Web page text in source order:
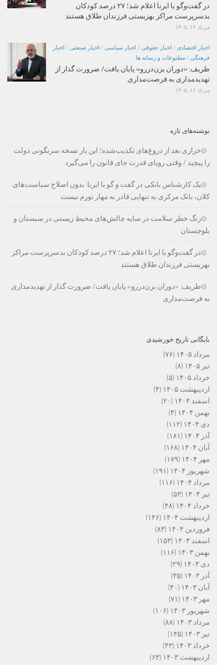
در گفت‌وگو با ایرنا اعلام شد؛ ۲۷ درصد کودکان
بدسرپرست مراکز بهزیستی فرزندان طلاق هستند
مرداد ۱۶, ۱۴۰۵
اخبار اقتصادی / اخبار حقوقی / اخبار سیاسی / اخبار صنعتی / اخبار
فرهنگی / مطبوعات و رسانه ها
ظریف: «دوران بزن‌دررو» پایان یافت/ ضرورت گذار از
تهدیدمداری به فرصت‌مداری
مرداد ۱۶, ۱۴۰۵
نوشته‌های تازه
خرازی بعد از دروغ‌های تکذیب‌شده؛ این بار نسخه سرنگونی دولت
را پیچید / وقتی رویای قدرت جای قانون را می‌گیرد
یک کارشناس بانکی در گفت و گو با ایرنا: بدون اصلاح سیاست‌های
کلان، بانک مرکزی به تنهایی قادر به مهار تورم نیست
زنگ خطر سلامت در سایه چالش‌های محیط زیستی در سیستان و
بلوچستان
در گفت‌وگو با ایرنا اعلام شد؛ ۲۷ درصد کودکان بدسرپرست مراکز
بهزیستی فرزندان طلاق هستند
ظریف: «دوران بزن‌دررو» پایان یافت/ ضرورت گذار از تهدیدمداری
به فرصت‌مداری
بایگانی تاریخ خورشیدی
مرداد ۱۴۰۵
(۷۶)
تیر ۱۴۰۵
(۸)
خرداد ۱۴۰۵
(۵)
اردیبهشت ۱۴۰۵
(۴)
اسفند ۱۴۰۴
(۲۰)
بهمن ۱۴۰۴
(۴)
دی ۱۴۰۴
(۱۱۲)
آذر ۱۴۰۴
(۱۸۱)
آبان ۱۴۰۴
(۱۶۸)
مهر ۱۴۰۴
(۱۷۹)
شهریور ۱۴۰۴
(۱۹۱)
مرداد ۱۴۰۴
(۱۱۶)
تیر ۱۴۰۴
(۵۳)
خرداد ۱۴۰۴
(۴۸)
اردیبهشت ۱۴۰۴
(۱۴۶)
فروردین ۱۴۰۴
(۸۳)
اسفند ۱۴۰۳
(۱۵۳)
بهمن ۱۴۰۳
(۱۱۶)
دی ۱۴۰۳
(۲۹)
آذر ۱۴۰۳
(۳۵)
آبان ۱۴۰۳
(۴۰)
مهر ۱۴۰۳
(۷۱)
شهریور ۱۴۰۳
(۱۰۶)
مرداد ۱۴۰۳
(۸۸)
تیر ۱۴۰۳
(۱۴۵)
خرداد ۱۴۰۳
(۴۳)
اردیبهشت ۱۴۰۳
(۶۳)